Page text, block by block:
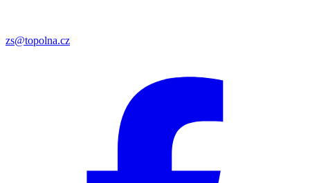
zs@topolna.cz